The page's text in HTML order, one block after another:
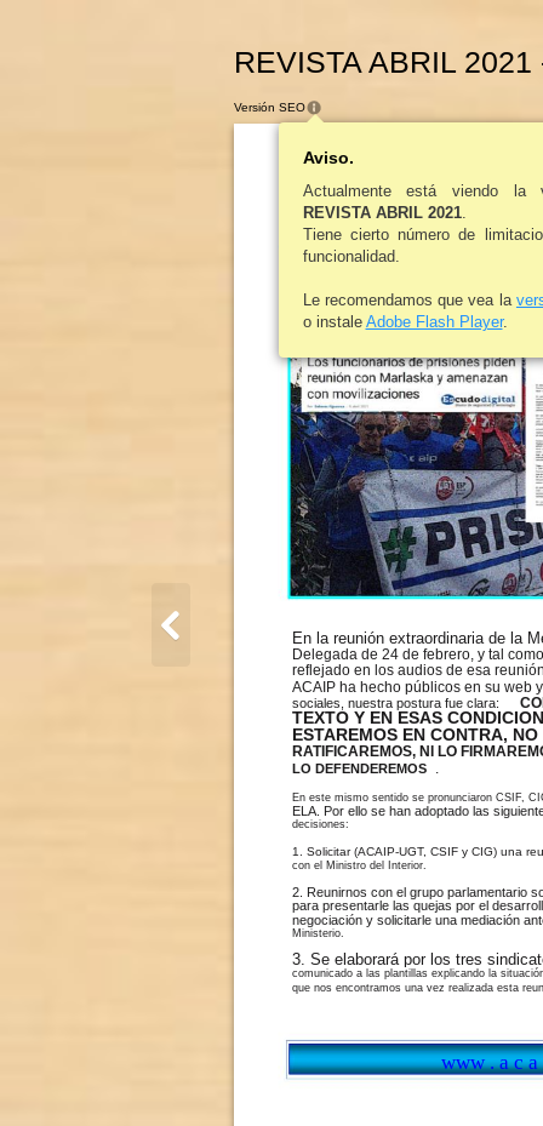
REVISTA ABRIL 2021
[Acaip REVISTA AGRUPACIÓN
www . a c a
En la reunión extraordinaria de la
Delegada de 24 de febrero, y tal
reflejado en los audios de esa
ACAIP ha hecho públicos en su web
sociales, nuestra postura fue clara:
TEXTO Y EN ESAS
ESTAREMOS EN CONTRA, NO
RATIFICAREMOS, NI LO
LO DEFENDEREMOS
En este mismo sentido se pronunciaron CSIF,
ELA. Por ello se han adoptado las
decisiones:
1. Solicitar (ACAIP-UGT, CSIF y CIG) una
con el Ministro del Interior.
2. Reunirnos con el grupo parlamentario
para presentarle las quejas por el
negociación y solicitarle una mediación
Ministerio.
3. Se elaborará por los tres
comunicado a las plantillas explicando la
que nos encontramos una vez realizada esta
Versión SEO
Aviso.
Actualmente está viendo la
REVISTA ABRIL 2021.
Tiene cierto número de
funcionalidad.
Le recomendamos que vea la
o instale Adobe Flash Player.